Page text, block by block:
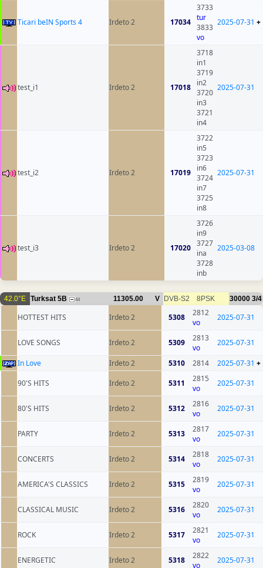
Ticari beIN Sports 4 Irdeto 2 17034
3733
tur
3833
vo
2025-07-31 +
test_i1 Irdeto 2 17018
3718
in1
3719
in2
3720
in3
3721
in4
2025-07-31
test_i2 Irdeto 2 17019
3722
in5
3723
in6
3724
in7
3725
in8
2025-07-31
test_i3 Irdeto 2 17020
3726
in9
3727
ina
3728
inb
2025-03-08
42.0°E Turksat 5B 44 11305.00 V DVB-S2 8PSK 30000 3/4
HOTTEST HITS Irdeto 2 5308
2812
vo
2025-07-31
LOVE SONGS Irdeto 2 5309
2813
vo
2025-07-31
In Love Irdeto 2 5310 2814 2025-07-31 +
90'S HITS
Irdeto 2 5311
2815
vo
2025-07-31
80'S HITS Irdeto 2 5312
2816
vo
2025-07-31
PARTY Irdeto 2 5313
2817
vo
2025-07-31
CONCERTS Irdeto 2 5314
2818
vo
2025-07-31
AMERICA'S CLASSICS Irdeto 2 5315
2819
vo
2025-07-31
CLASSICAL MUSIC Irdeto 2 5316
2820
vo
2025-07-31
ROCK Irdeto 2 5317
2821
vo
2025-07-31
ENERGETIC Irdeto 2 5318
2822
vo
2025-07-31